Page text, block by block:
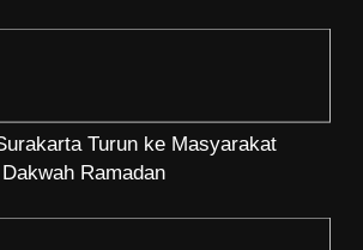
Turun ke Masyarakat
Ramadan